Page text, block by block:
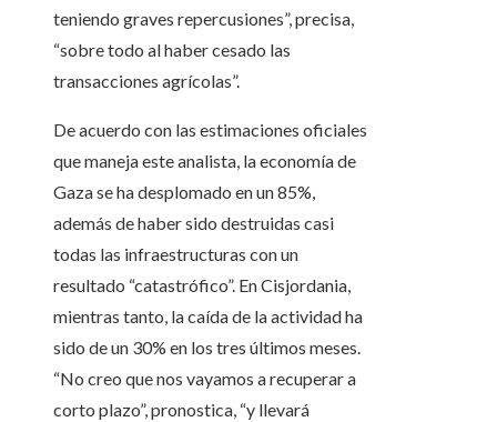
teniendo graves repercusiones”, precisa,
“sobre todo al haber cesado las
transacciones agrícolas”.
De acuerdo con las estimaciones oficiales
que maneja este analista, la economía de
Gaza se ha desplomado en un 85%,
además de haber sido destruidas casi
todas las infraestructuras con un
resultado “catastrófico”. En Cisjordania,
mientras tanto, la caída de la actividad ha
sido de un 30% en los tres últimos meses.
“No creo que nos vayamos a recuperar a
corto plazo”, pronostica, “y llevará